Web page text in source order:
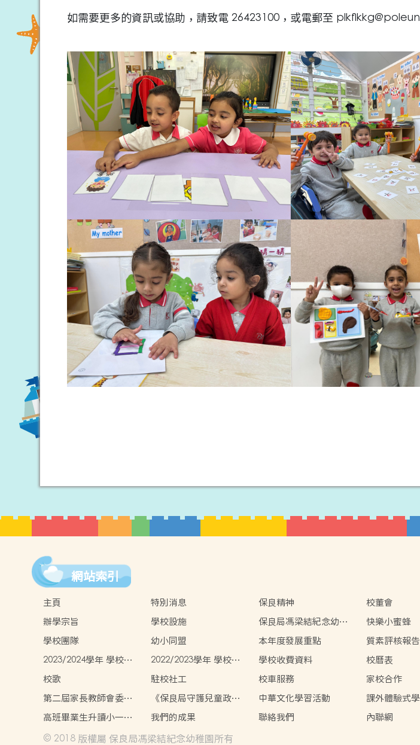
如需要更多的資訊或協助，請致電 26423100，或電郵至
網站索引
主頁 特別消息 保良精神 校董會
辦學宗旨
學校設施
保良局馮梁結紀念幼稚
園虛擬實境(VR)校園導
覽
快樂小蜜蜂
學校團隊
幼小同盟 本年度發展重點 質素評核報告
2023/2024學年 學校報
告
2022/2023學年 學校報
告
學校收費資料 校曆表
校歌
駐校社工 校車服務 家校合作
第二屆家長教師會委員
名單
《保良局守護兒童政
策》
中華文化學習活動 課外體驗式
高班畢業生升讀小一情
我們的成果 聯絡我們 內聯網
© 2018 版權屬 保良局馮梁結紀念幼稚園所有